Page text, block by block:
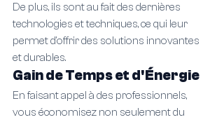
De plus, ils sont au fait des dernières
technologies et techniques, ce qui leur
permet d'offrir des solutions innovantes
et durables.
Gain de Temps et d'Énergie
En faisant appel à des professionnels,
vous économisez non seulement du